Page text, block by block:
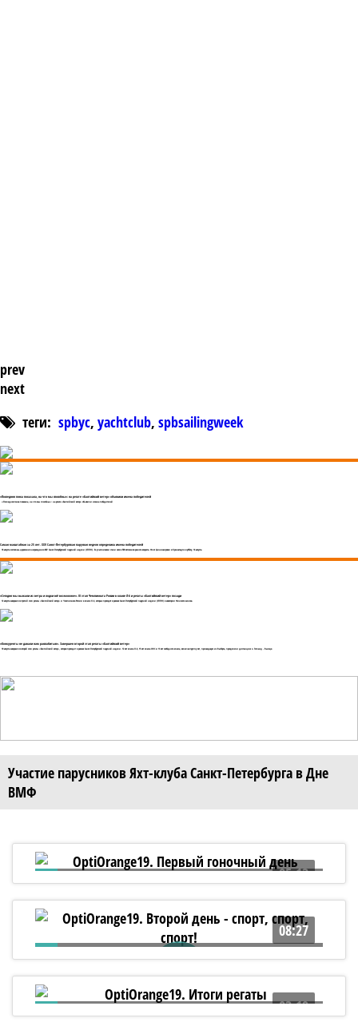
prev
next
теги: spbyc, yachtclub, spbsailingweek
«Последняя гонка показала, на что мы способны»: на регате «Балтийский ветер» объявили имена победителей
«Последняя гонка показала, на что мы способны»: на регате «Балтийский ветер» объявили имена победителей
Самая масштабная за 25 лет. XXV Санкт-Петербургская парусная неделя определила имена победителей
18 августа состоялась церемония награждения XXV Санкт-Петербургской парусной недели (СППН). Ее участниками стали около 500 яхтсменов разного возраста. Флот финишировал в Кронштадте в субботу, 14 августа.
«Сегодня мы выжали из ветра и лодки всё возможное». III этап Чемпионата России в классе Л-6 и регаты «Балтийский ветер» позади
12 августа завершился третий этап регаты «Балтийский ветер» и Чемпионата России в классе Л-6, которые проходят в рамках Санкт-Петербургской парусной недели (СППН) в акватории Финского залива.
«Конкуренты не давали нам расслабиться». Завершен второй этап регаты «Балтийский ветер»
10 августа завершился второй этап регаты «Балтийский ветер», которая проходит в рамках Санкт-Петербургской парусной недели. 12 яхт класса Л-6, 15 яхт класса ORC и 13 яхт свободного класса, включая группу яхт, пришедшую из Выборга, преодолели дистанцию о. Гогланд - Высоцк.
Участие парусников Яхт-клуба Санкт-Петербурга в Дне
ВМФ
05:13
OptiOrange19. Первый гоночный день
08:27
OptiOrange19. Второй день - спорт, спорт,
спорт!
03:19
OptiOrange19. Итоги регаты